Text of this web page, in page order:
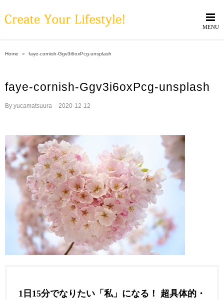
to
Home ＞ faye-cornish-Ggv3i6oxPcg-unsplash
faye-cornish-Ggv3i6oxPcg-unsplash
By yucamatsuura 2020-12-12
1日15分でなりたい「私」になる！ 超具体的・